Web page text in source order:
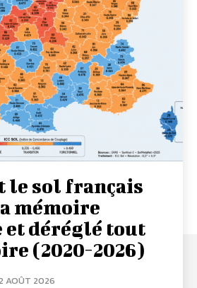
le sol français
mémoire
déréglé tout
(2020-2026)
2 AOÛT 2026